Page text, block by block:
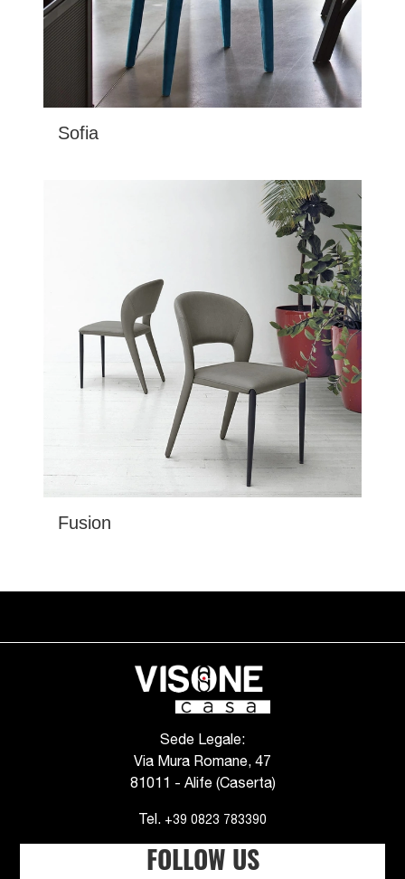
Sofia
Fusion
Sede Legale:
Via Mura Romane, 47
81011 - Alife (Caserta)
Tel. +39 0823 783390
FOLLOW US